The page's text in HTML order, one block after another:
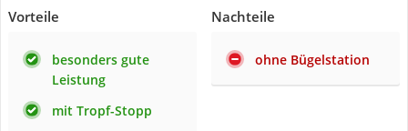
Vorteile
besonders gute
Leistung
mit Tropf-Stopp
Nachteile
ohne Bügelstation